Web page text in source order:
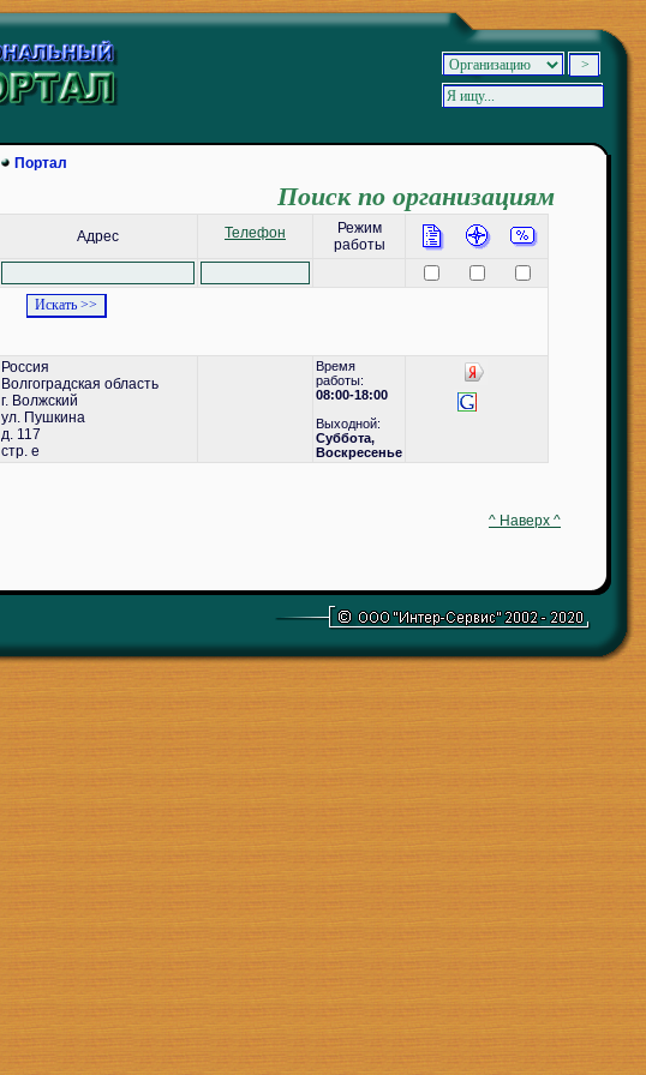
Портал
Поиск по организациям
Адрес Телефон
Режим
работы
Россия
Волгоградская область
г. Волжский
ул. Пушкина
д. 117
стр. е
Время
работы:
08:00-18:00
Выходной:
Суббота,
Воскресенье
^ Наверх ^